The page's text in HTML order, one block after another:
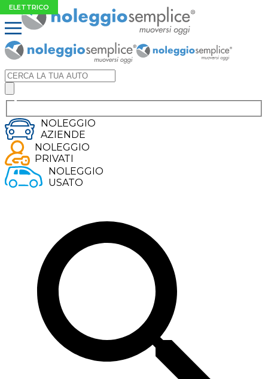
NOLEGGIO
AZIENDE
NOLEGGIO
PRIVATI
NOLEGGIO
USATO
ELETTRICO